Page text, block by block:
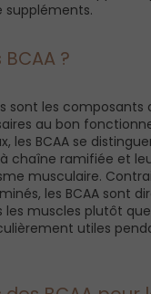
suppléments.
?
sont les composants
au bon
les BCAA se
chaîne ramifiée et
musculaire.
les BCAA sont
les muscles plutôt
utiles